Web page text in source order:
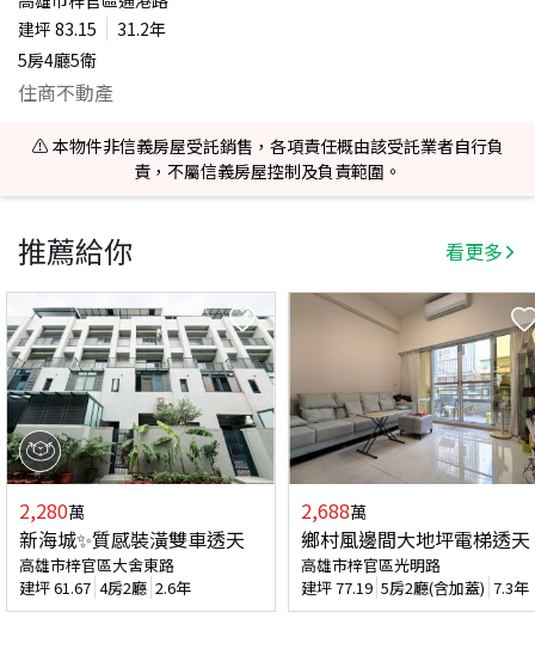
建坪 83.15
31.2年
5房4廳5衛
住商不動產
⚠️ 本物件非信義房屋受託銷售，各項責任概由該受託業者自行負
責，不屬信義房屋控制及負責範圍。
推薦給你 看更多
2,280萬
新海城✨質感裝潢雙車透天
高雄市梓官區大舍東路
建坪61.67 4房2廳 2.6年
2,688萬
鄉村風邊間大地坪電梯透天
高雄市梓官區光明路
建坪77.19 5房2廳(含加蓋) 7.3年